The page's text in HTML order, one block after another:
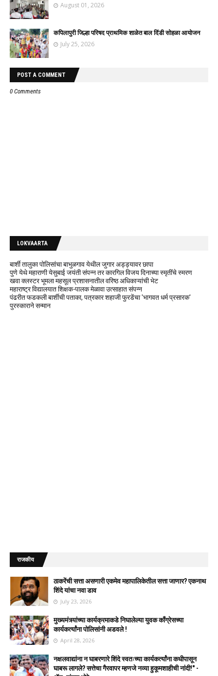
August 01, 2026
कपिलापुरी जिल्हा परिषद प्राथमिक शाळेत बाल दिंडी सोहळा आयोजन
July 25, 2026
POST A COMMENT
0 Comments
LOKVAARTA
बार्शी तालुका पोलिसांचा बाभुळगाव येथील जुगार अड्ड्यावर छापा
पुणे येथे महाराणी येसुबाई जयंती संपन्न तर कारगिल विजय दिनाच्या स्मृतींचे स्मरण
खवा क्लस्टर भूमला महसूल प्रशासनातील वरिष्ठ अधिकाऱ्यांची भेट
महाराष्ट्र विद्यालयात शिक्षक-पालक मेळावा उत्साहात संपन्न
पंढरीत फडकली बार्शीची पताका, पत्रकार शहाजी फुरडेंचा 'भागवत धर्म प्रसारक'
पुरस्काराने सन्मान
राजकीय
ठाकरेंची सत्ता असणारी एकमेव महापालिकेतील सत्ता जाणार? एकनाथ
शिंदे यांचा नवा डाव
July 23, 2026
मुख्यमंत्र्यांच्या कार्यक्रमाकडे निघालेल्या युवक काँग्रेसच्या
कार्यकर्त्यांना पोलिसांनी अडवले !
April 28, 2026
नक्षलवाद्यांना न घाबरणारे शिंदे स्वतःच्या कार्यकर्त्यांना कधीपासून
घाबरू लागले? सत्तेचा गैरवापर म्हणजे नव्या हुकूमशाहीची नांदी!" -